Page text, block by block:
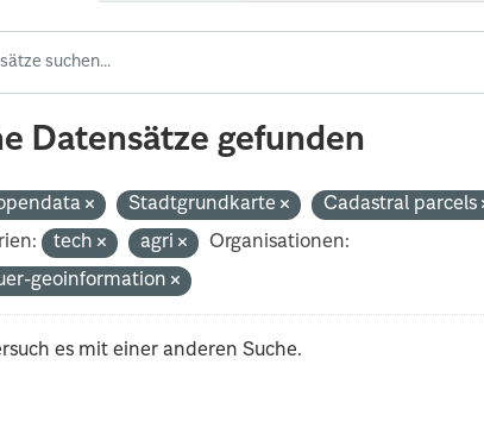
Datensätze gefunden
Stadtgrundkarte
Cadastral parcels
tech agri
Organisationen:
geoinformation
es mit einer anderen Suche.